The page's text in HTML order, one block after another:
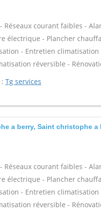
Réseaux courant faibles -
électrique - Plancher
- Entretien
réversible -
Tg services
a berry, Saint christophe a
Réseaux courant faibles -
électrique - Plancher
- Entretien
réversible -